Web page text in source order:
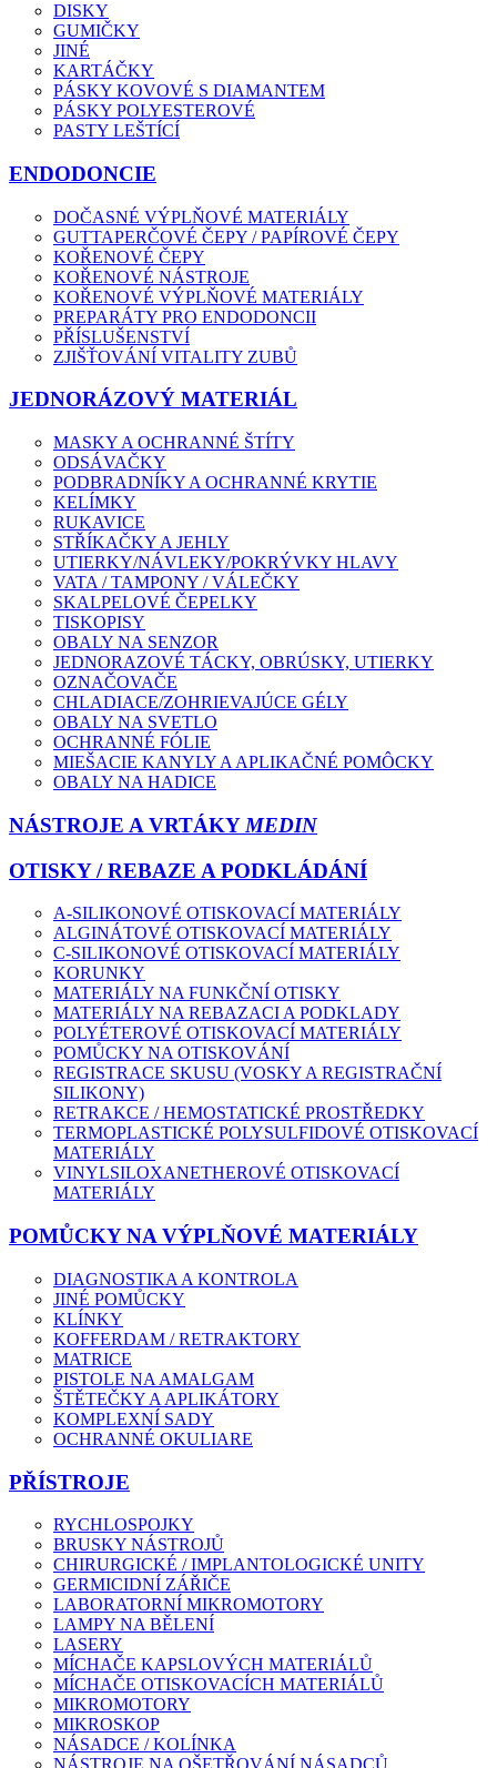
DISKY
GUMIČKY
JINÉ
KARTÁČKY
PÁSKY KOVOVÉ S DIAMANTEM
PÁSKY POLYESTEROVÉ
PASTY LEŠTÍCÍ
ENDODONCIE
DOČASNÉ VÝPLŇOVÉ MATERIÁLY
GUTTAPERČOVÉ ČEPY / PAPÍROVÉ ČEPY
KOŘENOVÉ ČEPY
KOŘENOVÉ NÁSTROJE
KOŘENOVÉ VÝPLŇOVÉ MATERIÁLY
PREPARÁTY PRO ENDODONCII
PŘÍSLUŠENSTVÍ
ZJIŠŤOVÁNÍ VITALITY ZUBŮ
JEDNORÁZOVÝ MATERIÁL
MASKY A OCHRANNÉ ŠTÍTY
ODSÁVAČKY
PODBRADNÍKY A OCHRANNÉ KRYTIE
KELÍMKY
RUKAVICE
STŘÍKAČKY A JEHLY
UTIERKY/NÁVLEKY/POKRÝVKY HLAVY
VATA / TAMPONY / VÁLEČKY
SKALPELOVÉ ČEPELKY
TISKOPISY
OBALY NA SENZOR
JEDNORAZOVÉ TÁCKY, OBRÚSKY, UTIERKY
OZNAČOVAČE
CHLADIACE/ZOHRIEVAJÚCE GÉLY
OBALY NA SVETLO
OCHRANNÉ FÓLIE
MIEŠACIE KANYLY A APLIKAČNÉ POMÔCKY
OBALY NA HADICE
NÁSTROJE A VRTÁKY MEDIN
OTISKY / REBAZE A PODKLÁDÁNÍ
A-SILIKONOVÉ OTISKOVACÍ MATERIÁLY
ALGINÁTOVÉ OTISKOVACÍ MATERIÁLY
C-SILIKONOVÉ OTISKOVACÍ MATERIÁLY
KORUNKY
MATERIÁLY NA FUNKČNÍ OTISKY
MATERIÁLY NA REBAZACI A PODKLADY
POLYÉTEROVÉ OTISKOVACÍ MATERIÁLY
POMŮCKY NA OTISKOVÁNÍ
REGISTRACE SKUSU (VOSKY A REGISTRAČNÍ
SILIKONY)
RETRAKCE / HEMOSTATICKÉ PROSTŘEDKY
TERMOPLASTICKÉ POLYSULFIDOVÉ OTISKOVACÍ
MATERIÁLY
VINYLSILOXANETHEROVÉ OTISKOVACÍ
MATERIÁLY
POMŮCKY NA VÝPLŇOVÉ MATERIÁLY
DIAGNOSTIKA A KONTROLA
JINÉ POMŮCKY
KLÍNKY
KOFFERDAM / RETRAKTORY
MATRICE
PISTOLE NA AMALGAM
ŠTĚTEČKY A APLIKÁTORY
KOMPLEXNÍ SADY
OCHRANNÉ OKULIARE
PŘÍSTROJE
RYCHLOSPOJKY
BRUSKY NÁSTROJŮ
CHIRURGICKÉ / IMPLANTOLOGICKÉ UNITY
GERMICIDNÍ ZÁŘIČE
LABORATORNÍ MIKROMOTORY
LAMPY NA BĚLENÍ
LASERY
MÍCHAČE KAPSLOVÝCH MATERIÁLŮ
MÍCHAČE OTISKOVACÍCH MATERIÁLŮ
MIKROMOTORY
MIKROSKOP
NÁSADCE / KOLÍNKA